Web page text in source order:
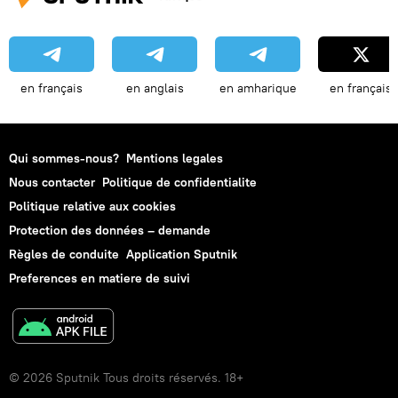
en français en anglais en amharique en français
Qui sommes-nous? Mentions legales
Nous contacter Politique de confidentialite
Politique relative aux cookies
Protection des données – demande
Règles de conduite Application Sputnik
Preferences en matiere de suivi
© 2026 Sputnik Tous droits réservés. 18+